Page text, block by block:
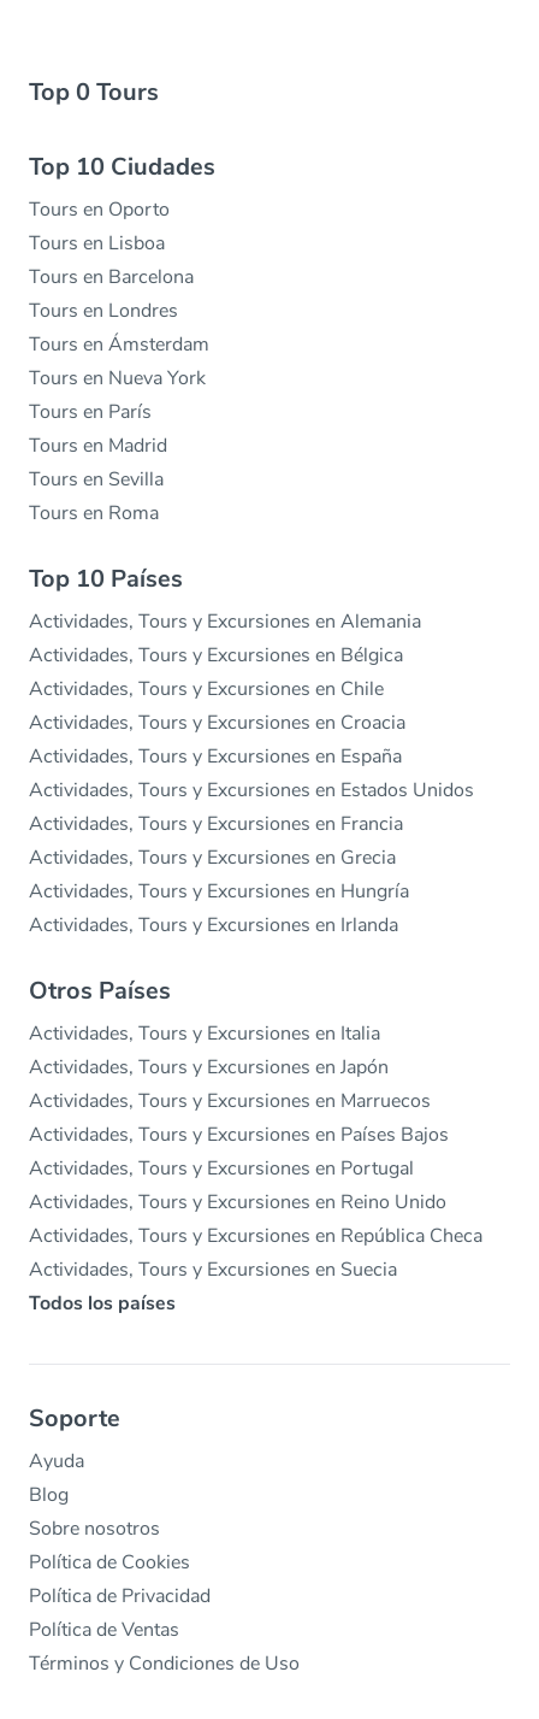
Top 0 Tours
Top 10 Ciudades
Tours en Oporto
Tours en Lisboa
Tours en Barcelona
Tours en Londres
Tours en Ámsterdam
Tours en Nueva York
Tours en París
Tours en Madrid
Tours en Sevilla
Tours en Roma
Top 10 Países
Actividades, Tours y Excursiones en Alemania
Actividades, Tours y Excursiones en Bélgica
Actividades, Tours y Excursiones en Chile
Actividades, Tours y Excursiones en Croacia
Actividades, Tours y Excursiones en España
Actividades, Tours y Excursiones en Estados Unidos
Actividades, Tours y Excursiones en Francia
Actividades, Tours y Excursiones en Grecia
Actividades, Tours y Excursiones en Hungría
Actividades, Tours y Excursiones en Irlanda
Otros Países
Actividades, Tours y Excursiones en Italia
Actividades, Tours y Excursiones en Japón
Actividades, Tours y Excursiones en Marruecos
Actividades, Tours y Excursiones en Países Bajos
Actividades, Tours y Excursiones en Portugal
Actividades, Tours y Excursiones en Reino Unido
Actividades, Tours y Excursiones en República Checa
Actividades, Tours y Excursiones en Suecia
Todos los países
Soporte
Ayuda
Blog
Sobre nosotros
Política de Cookies
Política de Privacidad
Política de Ventas
Términos y Condiciones de Uso